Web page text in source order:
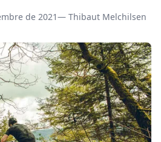
de 2021— Thibaut Melchilsen